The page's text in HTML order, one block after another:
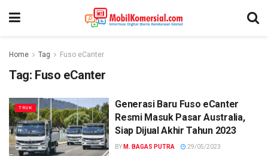
Home Tag Fuso eCanter
Tag: Fuso eCanter
TRUK
Generasi Baru Fuso eCanter
Resmi Masuk Pasar Australia,
Siap Dijual Akhir Tahun 2023
BY M. BAGAS PUTRA 29/05/2023